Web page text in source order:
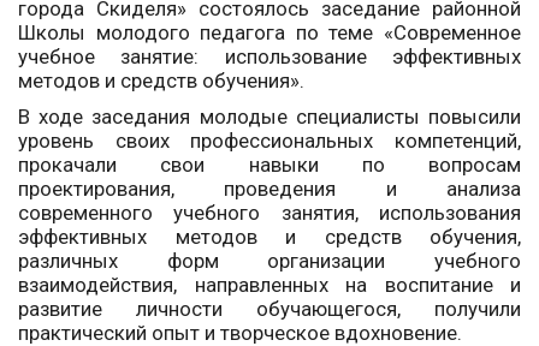
города Скиделя» состоялось заседание районной
Школы молодого педагога по теме «Современное
учебное занятие: использование эффективных
методов и средств обучения».
В ходе заседания молодые специалисты повысили
уровень своих профессиональных компетенций,
прокачали свои навыки по вопросам
проектирования, проведения и анализа
современного учебного занятия, использования
эффективных методов и средств обучения,
различных форм организации учебного
взаимодействия, направленных на воспитание и
развитие личности обучающегося, получили
практический опыт и творческое вдохновение.